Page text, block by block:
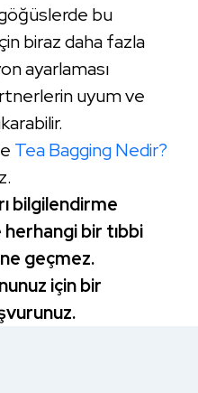
bu
biraz daha fazla
ayarlaması
uyum ve
Tea Bagging Nedir?
bilgilendirme
herhangi bir tıbbi
geçmez.
için bir